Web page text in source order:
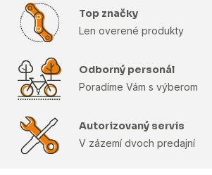
Top značky
Len overené produkty
Odborný personál
Poradíme Vám s výberom
Autorizovaný servis
V zázemí dvoch predajní